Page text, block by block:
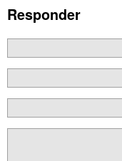
Responder